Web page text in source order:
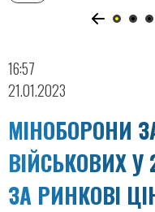
16:57
21.01.2023
МІНОБОРОНИ
ВІЙСЬКОВИХ
ЗА РИНКОВІ